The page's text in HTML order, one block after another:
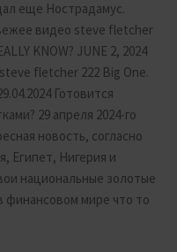
еще Нострадамус.
видео steve fletcher
KNOW? JUNE 2, 2024
fletcher 222 Big One.
Готовится
29 апреля 2024-го
новость, согласно
Египет, Нигерия и
национальные золотые
мире что то